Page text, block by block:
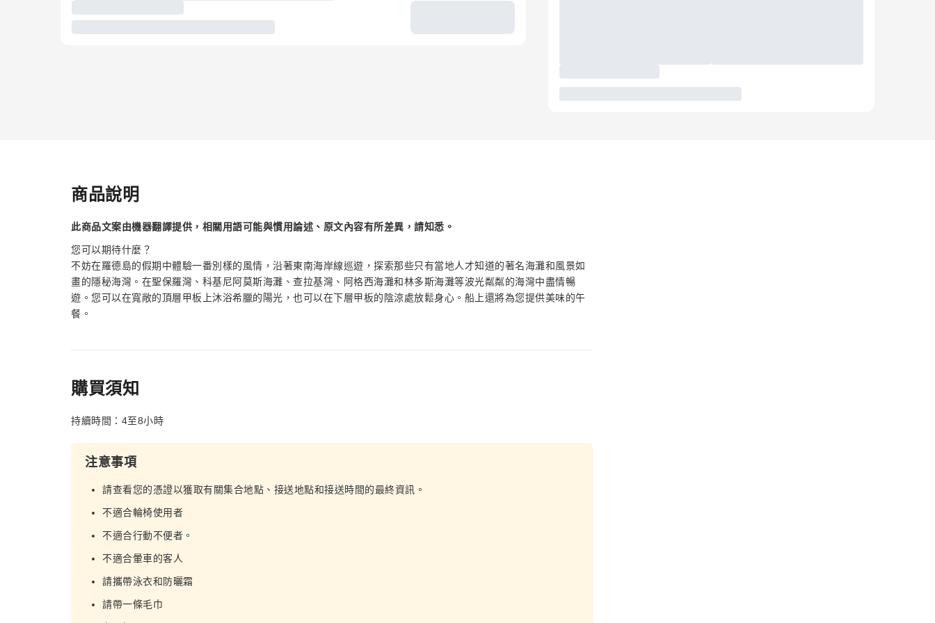
商品說明
此商品文案由機器翻譯提供，相關用語可能與慣用論述、原文內容有所差異，請知悉。
您可以期待什麼？
不妨在羅德島的假期中體驗一番別樣的風情，沿著東南海岸線巡遊，探索那些只有當地人才知道的著名海灘和風景如
畫的隱秘海灣。在聖保羅灣、科基尼阿莫斯海灘、查拉基灣、阿格西海灘和林多斯海灘等波光粼粼的海灣中盡情暢
遊。您可以在寬敞的頂層甲板上沐浴希臘的陽光，也可以在下層甲板的陰涼處放鬆身心。船上還將為您提供美味的午
餐。
購買須知
持續時間：4至8小時
注意事項
請查看您的憑證以獲取有關集合地點、接送地點和接送時間的最終資訊。
不適合輪椅使用者
不適合行動不便者。
不適合暈車的客人
請攜帶泳衣和防曬霜
請帶一條毛巾